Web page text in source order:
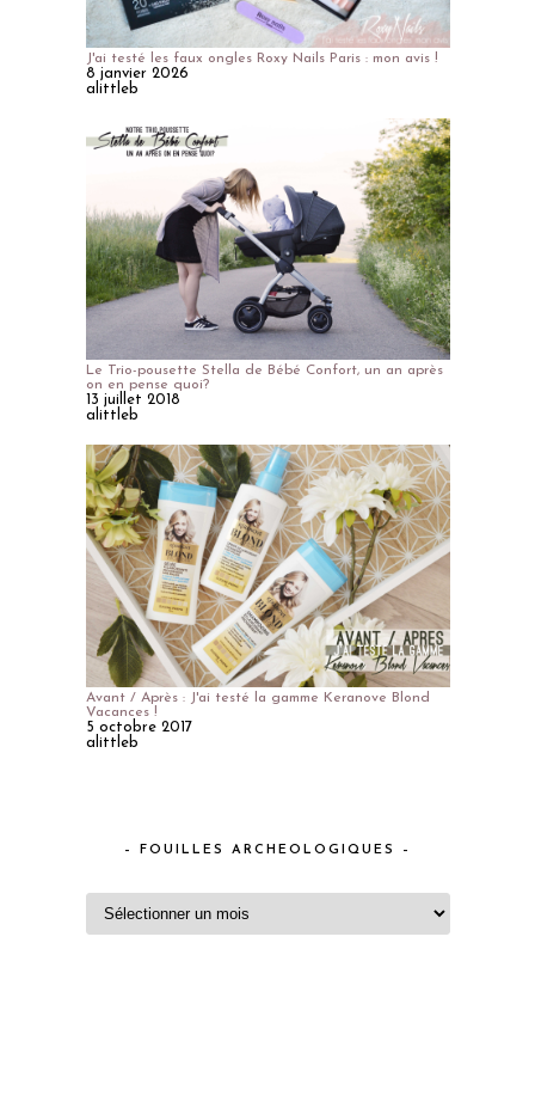
J'ai testé les faux ongles Roxy Nails Paris : mon avis !
8 janvier 2026
alittleb
Le Trio-pousette Stella de Bébé Confort, un an après
on en pense quoi?
13 juillet 2018
alittleb
Avant / Après : J'ai testé la gamme Keranove Blond
Vacances !
5 octobre 2017
alittleb
– FOUILLES ARCHEOLOGIQUES –